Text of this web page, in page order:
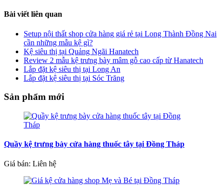
Bài viết liên quan
Setup nội thất shop cửa hàng giá rẻ tại Long Thành Đồng Nai
cần những mẫu kệ gì?
Kệ siêu thị tại Quảng Ngãi Hanatech
Review 2 mẫu kệ trưng bày mâm gỗ cao cấp từ Hanatech
Lắp đặt kệ siêu thị tại Long An
Lắp đặt kệ siêu thị tại Sóc Trăng
Sản phẩm mới
Quầy kệ trưng bày cửa hàng thuốc tây tại Đồng Tháp
Giá bán: Liên hệ